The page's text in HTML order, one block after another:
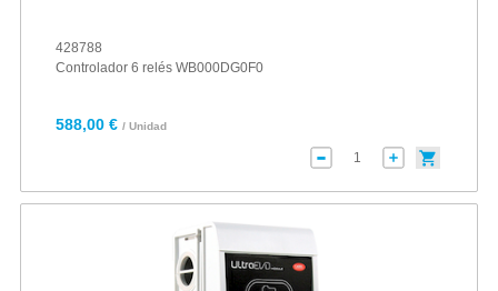
428788
Controlador 6 relés WB000DG0F0
588,00 € / Unidad